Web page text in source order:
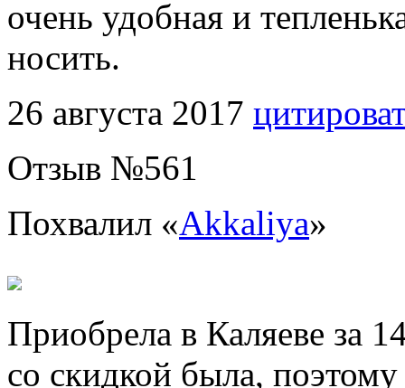
очень удобная и
носить.
26 августа 2017
Отзыв №561
Похвалил «Akkaliya»
Приобрела в Каляеве за
со скидкой была,